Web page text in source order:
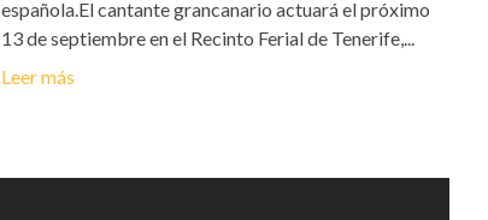
española.El cantante grancanario actuará el próximo
13 de septiembre en el Recinto Ferial de Tenerife,...
Leer más